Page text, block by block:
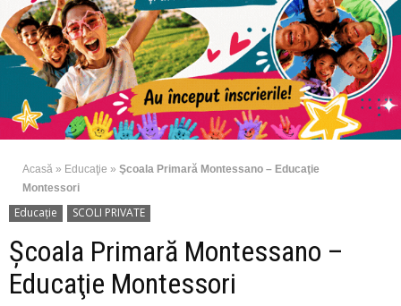
Acasă » Educaţie » Şcoala Primară Montessano – Educaţie
Montessori
Educaţie SCOLI PRIVATE
Şcoala Primară Montessano –
Educaţie Montessori